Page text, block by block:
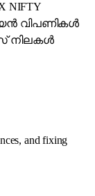
NIFTY
വിപണികൾ
നിലകൾ
and fixing